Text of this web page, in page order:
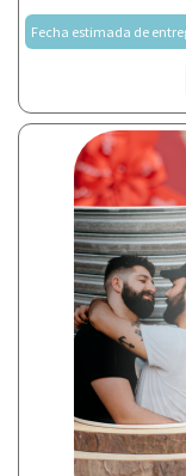
Fecha estimada de